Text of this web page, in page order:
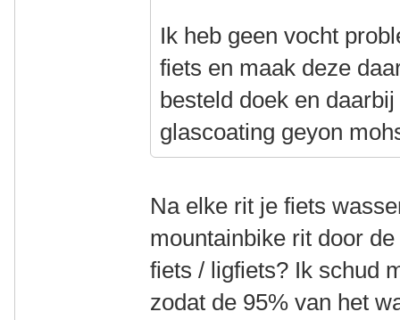
Ik heb geen vocht
fiets en maak deze
besteld doek en
glascoating geyon
Na elke rit je fiets
mountainbike rit door
fiets / ligfiets? Ik schud
zodat de 95% van het